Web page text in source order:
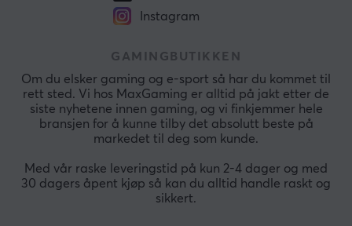
Instagram
GAMINGBUTIKKEN
Om du elsker gaming og e-sport så har du kommet til
rett sted. Vi hos MaxGaming er alltid på jakt etter de
siste nyhetene innen gaming, og vi finkjemmer hele
bransjen for å kunne tilby det absolutt beste på
markedet til deg som kunde.
Med vår raske leveringstid på kun 2-4 dager og med
30 dagers åpent kjøp så kan du alltid handle raskt og
sikkert.